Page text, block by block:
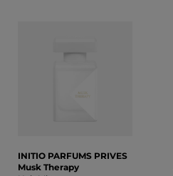
INITIO PARFUMS PRIVES
Musk Therapy